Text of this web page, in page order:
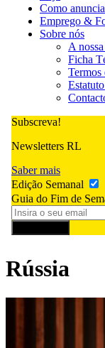
Como
Emprego &
Sobre nós
A
Ficha
Termos
Subscreva!
Newsletters RL
Saber mais
Edição Semanal
Guia do Fim de
Rússia